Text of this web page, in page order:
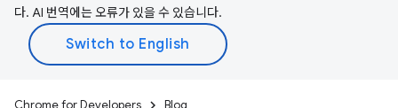
다. AI 번역에는 오류가 있을 수 있습니다.
Chrome for Developers Blog